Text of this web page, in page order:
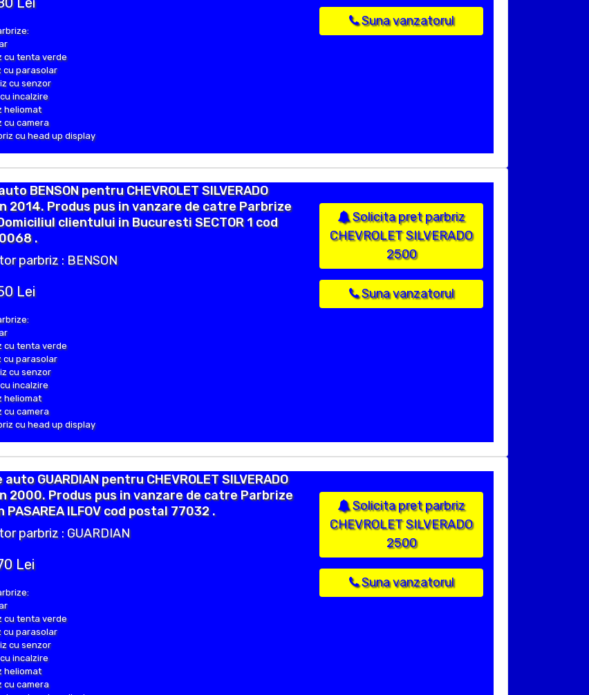
cu tenta verde
cu parasolar
cu senzor
incalzire
heliomat
cu camera
cu head up display
Suna vanzatorul
BENSON pentru CHEVROLET SILVERADO
2014. Produs pus in vanzare de catre Parbrize
clientului in Bucuresti SECTOR 1 cod
.
parbriz : BENSON
Lei
cu tenta verde
cu parasolar
cu senzor
incalzire
heliomat
cu camera
cu head up display
Solicita pret parbriz
CHEVROLET SILVERADO
2500
Suna vanzatorul
GUARDIAN pentru CHEVROLET SILVERADO
2000. Produs pus in vanzare de catre Parbrize
PASAREA ILFOV cod postal 77032 .
parbriz : GUARDIAN
Lei
cu tenta verde
cu parasolar
cu senzor
incalzire
heliomat
cu camera
Solicita pret parbriz
CHEVROLET SILVERADO
2500
Suna vanzatorul